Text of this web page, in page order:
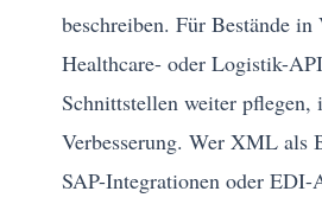
beschreiben. Für Bestände in
Healthcare- oder Logistik-
Schnittstellen weiter pflegen,
Verbesserung. Wer XML als
SAP-Integrationen oder